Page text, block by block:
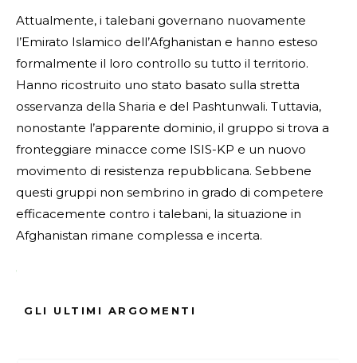
Attualmente, i talebani governano nuovamente
l’Emirato Islamico dell’Afghanistan e hanno esteso
formalmente il loro controllo su tutto il territorio.
Hanno ricostruito uno stato basato sulla stretta
osservanza della Sharia e del Pashtunwali. Tuttavia,
nonostante l’apparente dominio, il gruppo si trova a
fronteggiare minacce come ISIS-KP e un nuovo
movimento di resistenza repubblicana. Sebbene
questi gruppi non sembrino in grado di competere
efficacemente contro i talebani, la situazione in
Afghanistan rimane complessa e incerta.
GLI ULTIMI ARGOMENTI